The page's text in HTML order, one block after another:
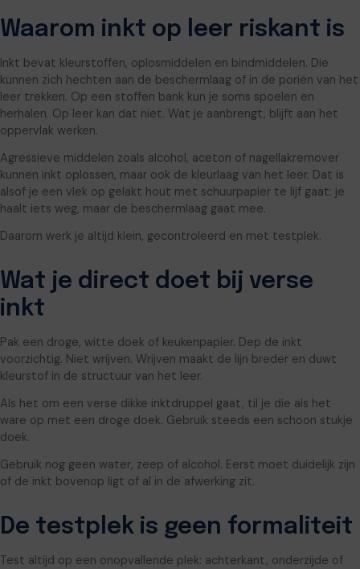
Waarom inkt op leer riskant is
Inkt bevat kleurstoffen, oplosmiddelen en bindmiddelen. Die
kunnen zich hechten aan de beschermlaag of in de poriën van het
leer trekken. Op een stoffen bank kun je soms spoelen en
herhalen. Op leer kan dat niet. Wat je aanbrengt, blijft aan het
oppervlak werken.
Agressieve middelen zoals alcohol, aceton of nagellakremover
kunnen inkt oplossen, maar ook de kleurlaag van het leer. Dat is
alsof je een vlek op gelakt hout met schuurpapier te lijf gaat: je
haalt iets weg, maar de beschermlaag gaat mee.
Daarom werk je altijd klein, gecontroleerd en met testplek.
Wat je direct doet bij verse
inkt
Pak een droge, witte doek of keukenpapier. Dep de inkt
voorzichtig. Niet wrijven. Wrijven maakt de lijn breder en duwt
kleurstof in de structuur van het leer.
Als het om een verse dikke inktdruppel gaat, til je die als het
ware op met een droge doek. Gebruik steeds een schoon stukje
doek.
Gebruik nog geen water, zeep of alcohol. Eerst moet duidelijk zijn
of de inkt bovenop ligt of al in de afwerking zit.
De testplek is geen formaliteit
Test altijd op een onopvallende plek: achterkant, onderzijde of